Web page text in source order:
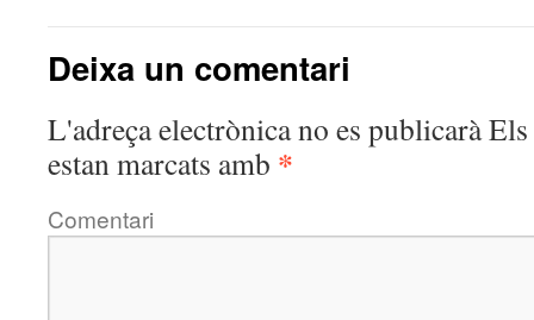
Deixa un comentari
L'adreça electrònica no es publicaràEls
estan marcats amb *
Comentari